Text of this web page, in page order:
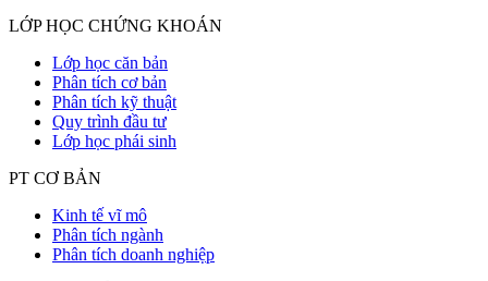
LỚP HỌC CHỨNG KHOÁN
Lớp học căn bản
Phân tích cơ bản
Phân tích kỹ thuật
Quy trình đầu tư
Lớp học phái sinh
PT CƠ BẢN
Kinh tế vĩ mô
Phân tích ngành
Phân tích doanh nghiệp